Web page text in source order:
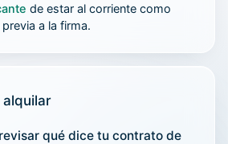
de estar al corriente como
a la firma.
alquilar
revisar qué dice tu contrato de